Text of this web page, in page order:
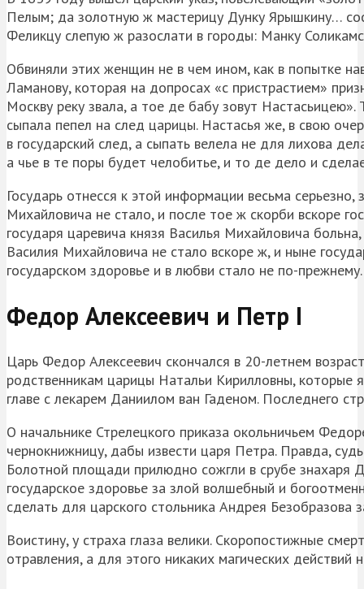
Пелым; да золотную ж мастерицу Дунку Ярышкину…
Феликцу слепую ж разослати в городы: Манку
Обвиняли этих женщин не в чем ином, как в попытке
Ламанову, которая на допросах «с пристрастием»
Москву реку звала, а тое де бабу зовут
сыпала пепел на след царицы. Настасья же, в свою
в государский след, а сыпать велела не для лихова
а чье в те поры будет челобитье, и то де дело и
Государь отнесся к этой информации весьма
Михайловича не стало, и после тое ж скорби вскоре
государя царевича князя Василья Михайловича
Василия Михайловича не стало вскоре ж, и ныне
государском здоровье и в любви стало не по-
Федор Алексеевич и Петр I
Царь Федор Алексеевич скончался в 20-летнем
родственникам царицы Натальи Кирилловны,
главе с лекарем Даниилом ван Гаденом. Последнего
О начальнике Стрелецкого приказа окольничьем
чернокнижницу, дабы извести царя Петра. Правда,
Болотной площади прилюдно сожгли в срубе знахаря
государское здоровье за злой волшебный и
сделать для царского стольника Андрея Безобразова
Воистину, у страха глаза велики. Скоропостижные
отравления, а для этого никаких магических действий